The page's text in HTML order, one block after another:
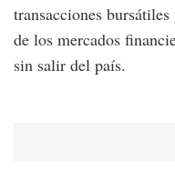
transacciones
de los mercados
sin salir del país.